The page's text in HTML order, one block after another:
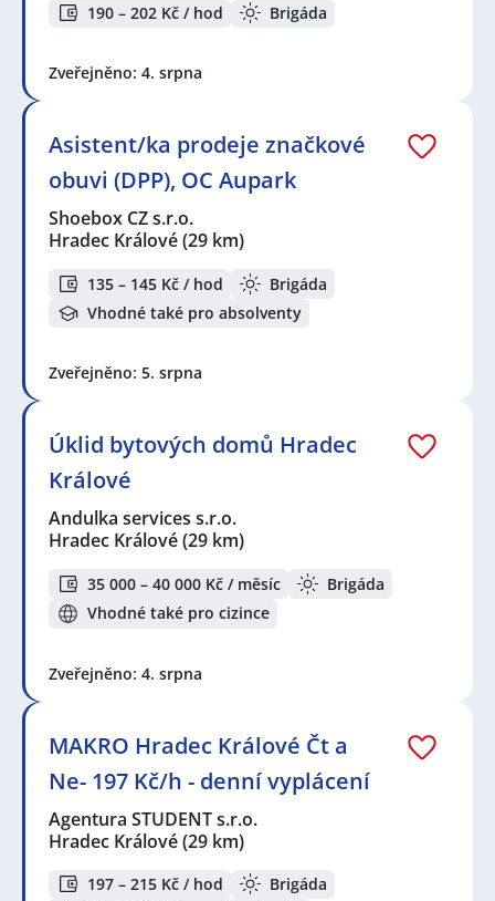
190 – 202 Kč / hod Brigáda
Zveřejněno: 4. srpna
Asistent/ka prodeje značkové
obuvi (DPP), OC Aupark
Shoebox CZ s.r.o.
Hradec Králové(29 km)
135 – 145 Kč / hod
Brigáda
Vhodné také pro absolventy
Zveřejněno: 5. srpna
Úklid bytových domů Hradec
Králové
Andulka services s.r.o.
Hradec Králové(29 km)
35 000 – 40 000 Kč / měsíc
Brigáda
Vhodné také pro cizince
Zveřejněno: 4. srpna
MAKRO Hradec Králové Čt a
Ne- 197 Kč/h - denní vyplácení
Agentura STUDENT s.r.o.
Hradec Králové(29 km)
197 – 215 Kč / hod
Brigáda